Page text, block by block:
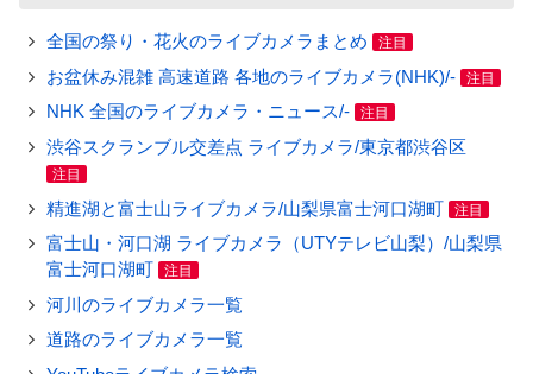
全国の祭り・花火のライブカメラまとめ 注目
お盆休み混雑 高速道路 各地のライブカメラ(NHK)/- 注目
NHK 全国のライブカメラ・ニュース/- 注目
渋谷スクランブル交差点 ライブカメラ/東京都渋谷区
注目
精進湖と富士山ライブカメラ/山梨県富士河口湖町 注目
富士山・河口湖 ライブカメラ（UTYテレビ山梨）/山梨県
富士河口湖町
注目
河川のライブカメラ一覧
道路のライブカメラ一覧